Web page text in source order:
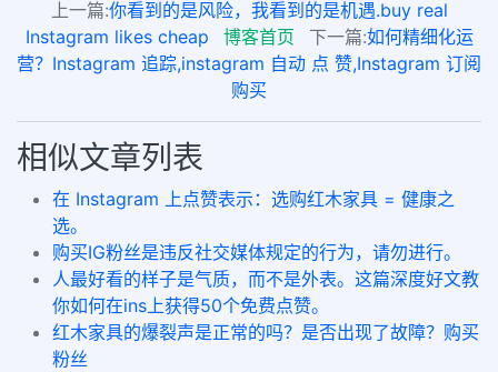
上一篇:你看到的是风险，我看到的是机遇.buy real
Instagram likes cheap
博客首页 下一篇:如何精细化运
营？Instagram 追踪,instagram 自动 点 赞,Instagram 订阅
购买
相似文章列表
在 Instagram 上点赞表示：选购红木家具 = 健康之
选。
购买IG粉丝是违反社交媒体规定的行为，请勿进行。
人最好看的样子是气质，而不是外表。这篇深度好文教
你如何在ins上获得50个免费点赞。
红木家具的爆裂声是正常的吗？是否出现了故障？购买
粉丝